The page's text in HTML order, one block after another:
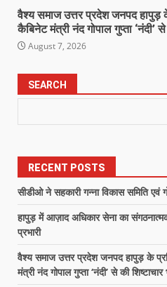
वैश्य समाज उत्तर प्रदेश जनपद
कैबिनेट मंत्री नंद गोपाल गुप्ता ‘नंदी’
August 7, 2026
SEARCH
RECENT POSTS
सीडीओ ने सहकारी गन्ना विकास समिति एवं
हापुड़ में आज़ाद अधिकार सेना का
प्रभारी
वैश्य समाज उत्तर प्रदेश जनपद हापुड़ के
मंत्री नंद गोपाल गुप्ता ‘नंदी’ से की